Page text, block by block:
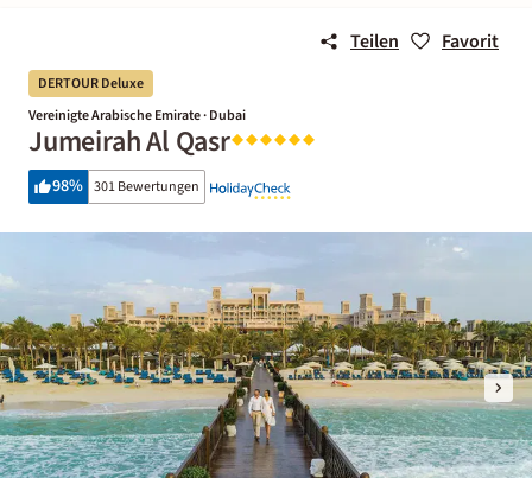
Teilen Favorit
DERTOUR Deluxe
Vereinigte Arabische Emirate · Dubai
Jumeirah Al Qasr
98% 301 Bewertungen